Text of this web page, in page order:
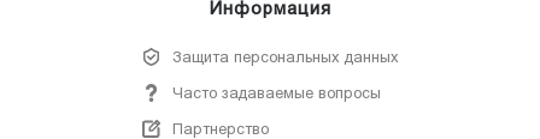
Информация
Защита персональных данных
Часто задаваемые вопросы
Партнерство